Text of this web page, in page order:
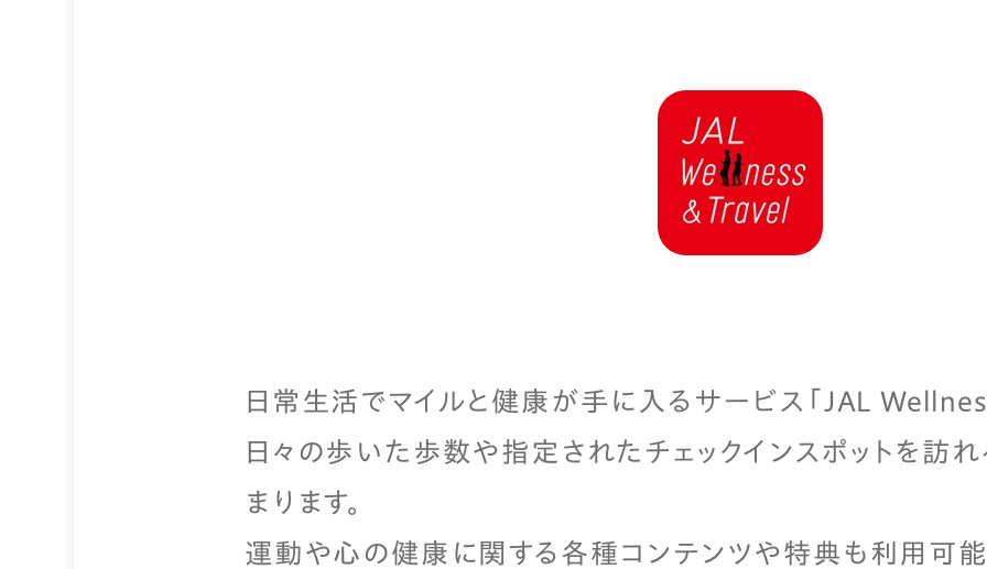
日常生活でマイルと健康が手に入るサービス「JAL
日々の歩いた歩数や指定されたチェックインスポットを訪
まります。
運動や心の健康に関する各種コンテンツや特典も利用可能